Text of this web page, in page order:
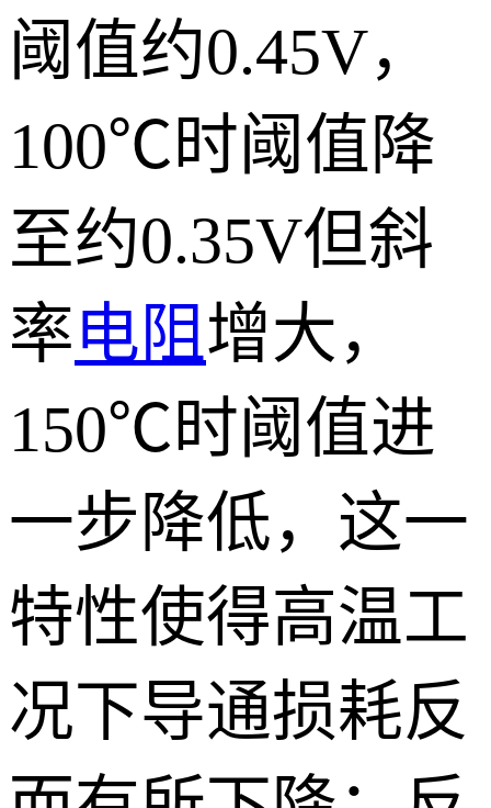
阈值约0.45V，
100℃时阈值降
至约0.35V但斜
率电阻增大，
150℃时阈值进
一步降低，这一
特性使得高温工
况下导通损耗反